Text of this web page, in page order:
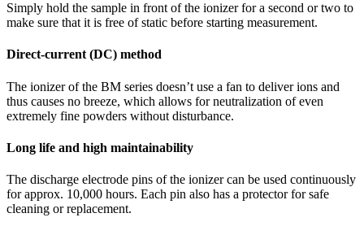
Simply hold the sample in front of the ionizer for a second or two to
make sure that it is free of static before starting measurement.
Direct-current (DC) method
The ionizer of the BM series doesn’t use a fan to deliver ions and
thus causes no breeze, which allows for neutralization of even
extremely fine powders without disturbance.
Long life and high maintainability
The discharge electrode pins of the ionizer can be used continuously
for approx. 10,000 hours. Each pin also has a protector for safe
cleaning or replacement.